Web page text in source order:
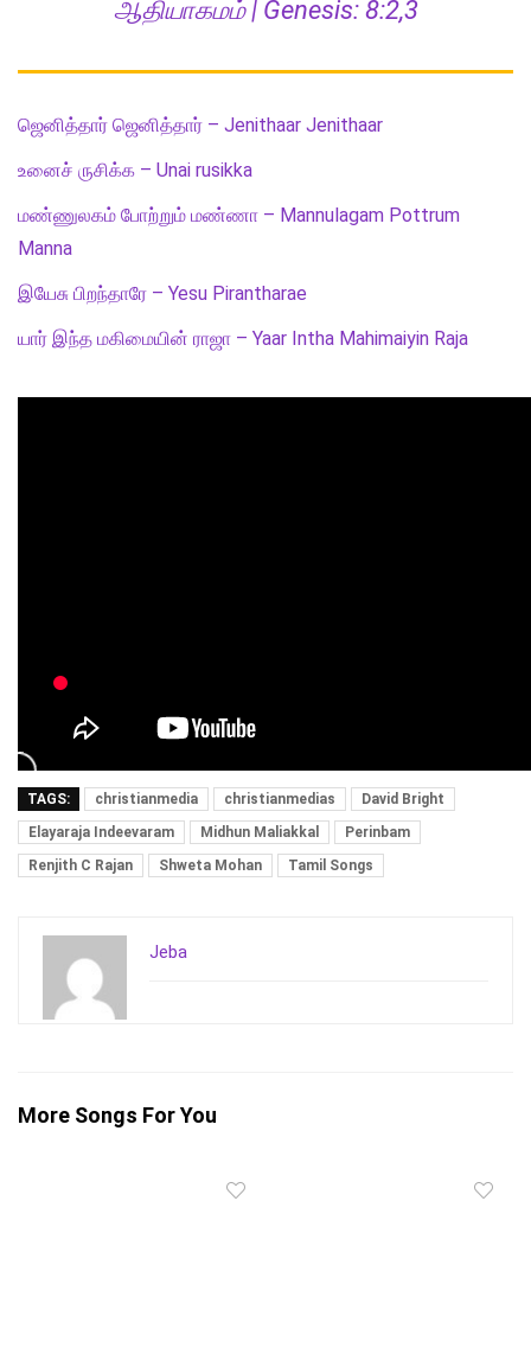
ஆதியாகமம் | Genesis: 8:2,3
ஜெனித்தார் ஜெனித்தார் – Jenithaar Jenithaar
உனைச் ருசிக்க – Unai rusikka
மண்ணுலகம் போற்றும் மண்ணா – Mannulagam Pottrum
Manna
இயேசு பிறந்தாரே – Yesu Pirantharae
யார் இந்த மகிமையின் ராஜா – Yaar Intha Mahimaiyin Raja
TAGS: christianmedia christianmedias
David Bright
Elayaraja Indeevaram
Midhun Maliakkal
Perinbam
Renjith C Rajan
Shweta Mohan Tamil Songs
Jeba
More Songs For You